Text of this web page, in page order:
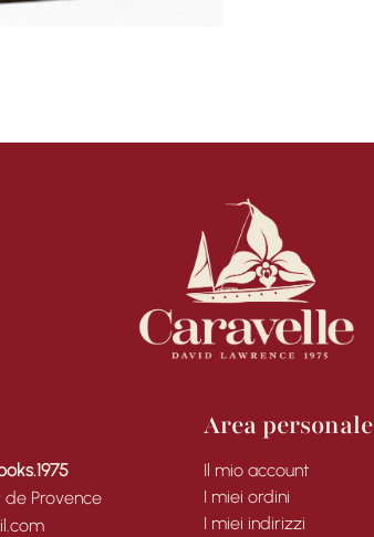
de Provence
Area personale
Il mio account
I miei ordini
I miei indirizzi